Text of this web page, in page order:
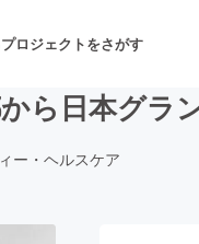
プロジェクトをさがす
ら日本グラ
ー・ヘルスケア